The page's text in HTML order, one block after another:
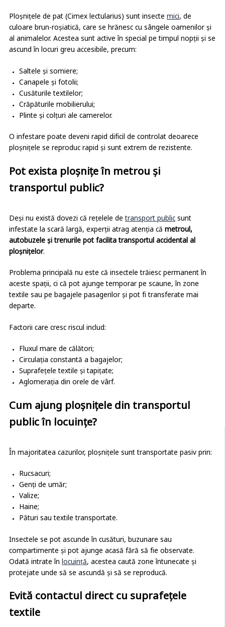
Ploșnițele de pat (Cimex lectularius) sunt insecte mici, de
culoare brun-roșiatică, care se hrănesc cu sângele oamenilor și
al animalelor. Acestea sunt active în special pe timpul nopții și se
ascund în locuri greu accesibile, precum:
Saltele și somiere;
Canapele și fotolii;
Cusăturile textilelor;
Crăpăturile mobilierului;
Plinte și colțuri ale camerelor.
O infestare poate deveni rapid dificil de controlat deoarece
ploșnițele se reproduc rapid și sunt extrem de rezistente.
Pot exista ploșnițe în metrou și
transportul public?
Deși nu există dovezi că rețelele detransport public sunt
infestate la scară largă, experții atrag atenția că metroul,
autobuzele și trenurile pot facilita transportul accidental al
ploșnițelor.
Problema principală nu este că insectele trăiesc permanent în
aceste spații, ci că pot ajunge temporar pe scaune, în zone
textile sau pe bagajele pasagerilor și pot fi transferate mai
departe.
Factorii care cresc riscul includ:
Fluxul mare de călători;
Circulația constantă a bagajelor;
Suprafețele textile și tapițate;
Aglomerația din orele de vârf.
Cum ajung ploșnițele din transportul
public în locuințe?
În majoritatea cazurilor, ploșnițele sunt transportate pasiv prin:
Rucsacuri;
Genți de umăr;
Valize;
Haine;
Pături sau textile transportate.
Insectele se pot ascunde în cusături, buzunare sau
compartimente și pot ajunge acasă fără să fie observate.
Odată intrate în locuință, acestea caută zone întunecate și
protejate unde să se ascundă și să se reproducă.
Evită contactul direct cu suprafețele
textile